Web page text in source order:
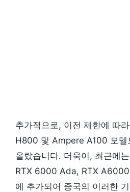
추가적으로, 이전 제한에 따
H800 및 Ampere A100 모델
올랐습니다. 더욱이, 최근에
RTX 6000 Ada, RTX
에 추가되어 중국의 이러한